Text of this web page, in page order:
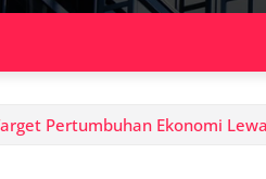
Pertumbuhan Ekonomi